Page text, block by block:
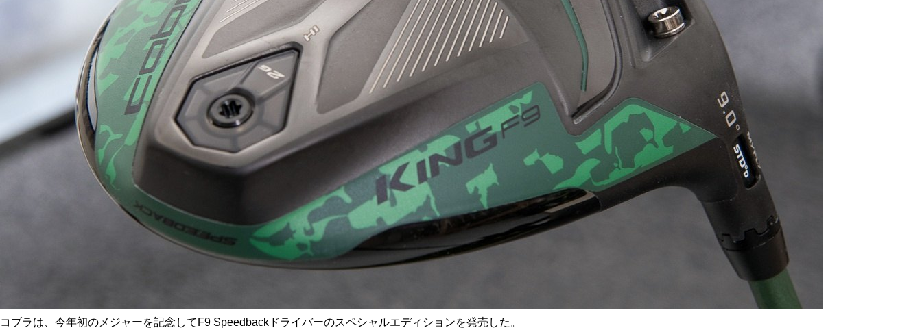
コブラは、今年初のメジャーを記念してF9 Speedbackドライバーのスペシャルエディションを発売した。
アイアン
ウェッジ
PUTTERS パター
OTHER その他
Editor’s Picks 編集部のおすすめ
Our Team 私たちのチーム
私たちの使命
MyGolfSpyJapanとは？